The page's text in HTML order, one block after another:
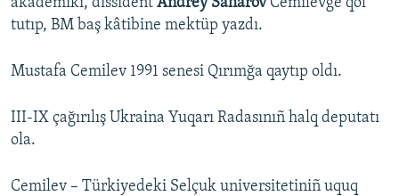
tutıp, BM baş kâtibine mektüp yazdı.
Mustafa Cemilev 1991 senesi Qırımğa qaytıp oldı.
III-IX çağırılış Ukraina Yuqarı Radasınıñ halq deputatı
ola.
Cemilev – Türkiyedeki Selçuk universitetiniñ uquq